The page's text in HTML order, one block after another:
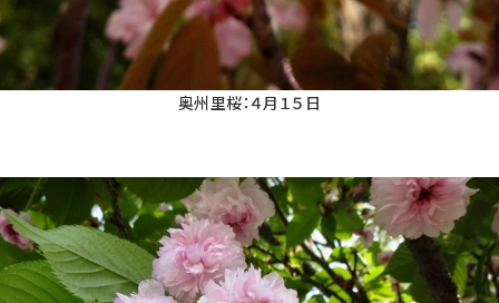
奥州里桜：４月１５日